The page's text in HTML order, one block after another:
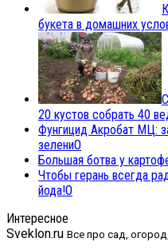
букета в домашних
20 кустов собрать 40
Фунгицид Акробат МЦ:
зелени0
Большая ботва у
Чтобы герань всегда
йода!0
Интересное
Sveklon.ru Все про сад,